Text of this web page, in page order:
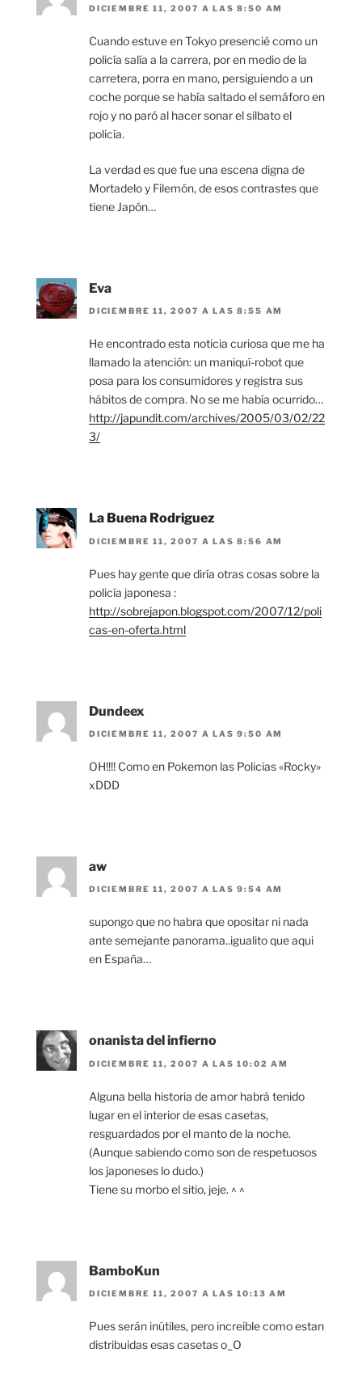
DICIEMBRE 11, 2007 A LAS 8:50 AM
Cuando estuve en Tokyo presencié como un
policía salía a la carrera, por en medio de la
carretera, porra en mano, persiguiendo a un
coche porque se había saltado el semáforo en
rojo y no paró al hacer sonar el silbato el
policía.
La verdad es que fue una escena digna de
Mortadelo y Filemón, de esos contrastes que
tiene Japón…
Eva
DICIEMBRE 11, 2007 A LAS 8:55 AM
He encontrado esta noticia curiosa que me ha
llamado la atención: un maniquí-robot que
posa para los consumidores y registra sus
hábitos de compra. No se me había ocurrido…
http://japundit.com/archives/2005/03/02/22
3/
La Buena Rodriguez
DICIEMBRE 11, 2007 A LAS 8:56 AM
Pues hay gente que diría otras cosas sobre la
policía japonesa :
http://sobrejapon.blogspot.com/2007/12/poli
cas-en-oferta.html
Dundeex
DICIEMBRE 11, 2007 A LAS 9:50 AM
OH!!!! Como en Pokemon las Policias «Rocky»
xDDD
aw
DICIEMBRE 11, 2007 A LAS 9:54 AM
supongo que no habra que opositar ni nada
ante semejante panorama..igualito que aqui
en España…
onanista del infierno
DICIEMBRE 11, 2007 A LAS 10:02 AM
Alguna bella historia de amor habrá tenido
lugar en el interior de esas casetas,
resguardados por el manto de la noche.
(Aunque sabiendo como son de respetuosos
los japoneses lo dudo.)
Tiene su morbo el sitio, jeje. ^ ^
BamboKun
DICIEMBRE 11, 2007 A LAS 10:13 AM
Pues serán inútiles, pero increible como estan
distribuidas esas casetas o_O